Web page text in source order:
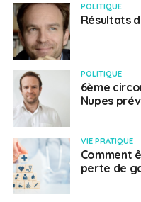
POLITIQUE
Résultats
POLITIQUE
6ème
Nupes
VIE PRATIQUE
Comment
perte de